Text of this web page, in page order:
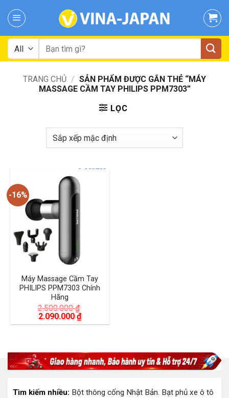
Tìm
kiếm:
TRANG CHỦ / SẢN PHẨM ĐƯỢC GẮN THẺ “MÁY
MASSAGE CẦM TAY PHILIPS PPM7303”
LỌC
-16%
Máy Massage Cầm Tay
PHILIPS PPM7303 Chính
Hãng
2.500.000₫
Giá
gốc
2.090.000₫Giá
hiện
Tìm kiếm nhiều: Bột thông cống Nhật Bản. Bạt phủ xe ô tô